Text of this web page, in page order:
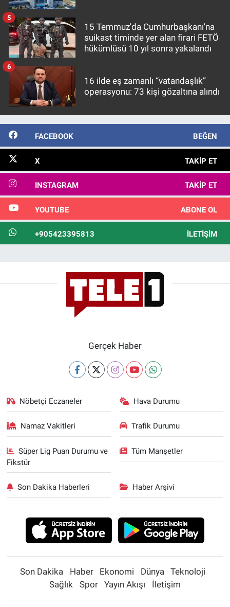
15 Temmuz'da Cumhurbaşkanı'na
suikast timinde yer alan firari FETÖ
hükümlüsü 10 yıl sonra yakalandı
5
16 ilde eş zamanlı “vatandaşlık”
operasyonu: 73 kişi gözaltına alındı
6
FACEBOOK BEĞEN
X TAKIP ET
INSTAGRAM TAKIP ET
YOUTUBE ABONE OL
+905423395813 İLETIŞIM
Gerçek Haber
Nöbetçi Eczaneler Hava Durumu
Namaz Vakitleri Trafik Durumu
Süper Lig Puan Durumu ve
Fikstür
Tüm Manşetler
Son Dakika Haberleri Haber Arşivi
Son Dakika Haber Ekonomi Dünya
Teknoloji
Sağlık
Spor Yayın Akışı İletişim